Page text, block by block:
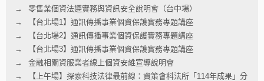
零售業個資法遵實務與資訊安全說明會（台中場）
【台北場1】通訊傳播事業個資保護實務專題講座
【台北場2】通訊傳播事業個資保護實務專題講座
【台北場3】通訊傳播事業個資保護實務專題講座
金融相關資服業者線上個資安維宣導說明會
【上午場】探索科技法律最前線：資策會科法所「114年成果」分